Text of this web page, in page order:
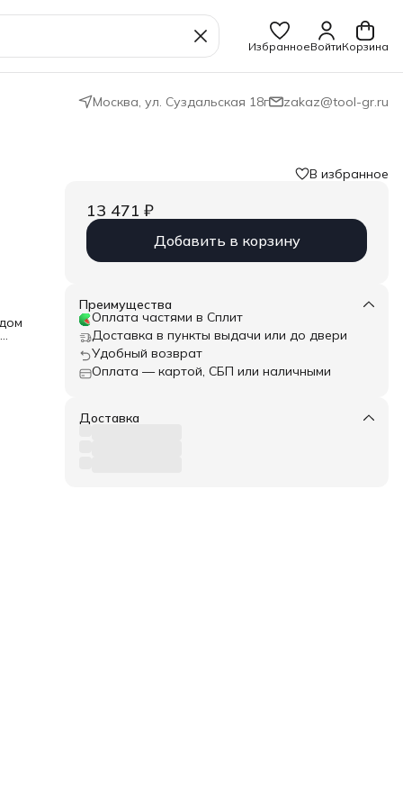
ИзбранноеВойтиКорзина
Москва, ул. Суздальская 18г zakaz@tool-gr.ru
В избранное
13 471 ₽
Добавить в корзину
Преимущества
Оплата частями в Сплит
Доставка в пункты выдачи или до двери
Удобный возврат
Оплата — картой, СБП или наличными
Доставка